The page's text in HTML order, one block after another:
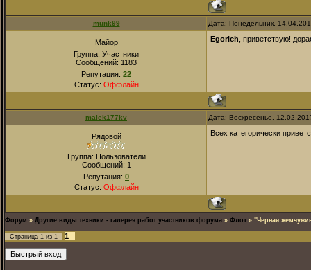
munk99 Дата: Понедельник,
Майор
Группа: Участники
Сообщений: 1183
Репутация: 22
Статус: Оффлайн
Egorich , приветствую!
malek177kv Дата: Воскресенье,
Рядовой
Группа: Пользователи
Сообщений: 1
Репутация: 0
Статус: Оффлайн
Всех категорически
Форум » Другие виды техники - галерея работ участников форума » Флот » "Черная
Страница 1 из 1 1